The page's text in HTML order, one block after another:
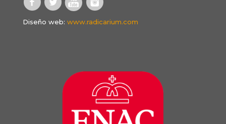
Diseño web: www.radicarium.com